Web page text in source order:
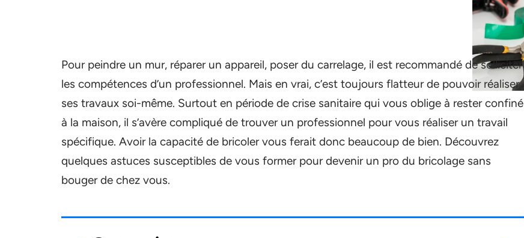
Pour peindre un mur, réparer un appareil, poser du carrelage, il est recommandé de solliciter
les compétences d’un professionnel. Mais en vrai, c’est toujours flatteur de pouvoir réaliser
ses travaux soi-même. Surtout en période de crise sanitaire qui vous oblige à rester confiné
à la maison, il s’avère compliqué de trouver un professionnel pour vous réaliser un travail
spécifique. Avoir la capacité de bricoler vous ferait donc beaucoup de bien. Découvrez
quelques astuces susceptibles de vous former pour devenir un pro du bricolage sans
bouger de chez vous.